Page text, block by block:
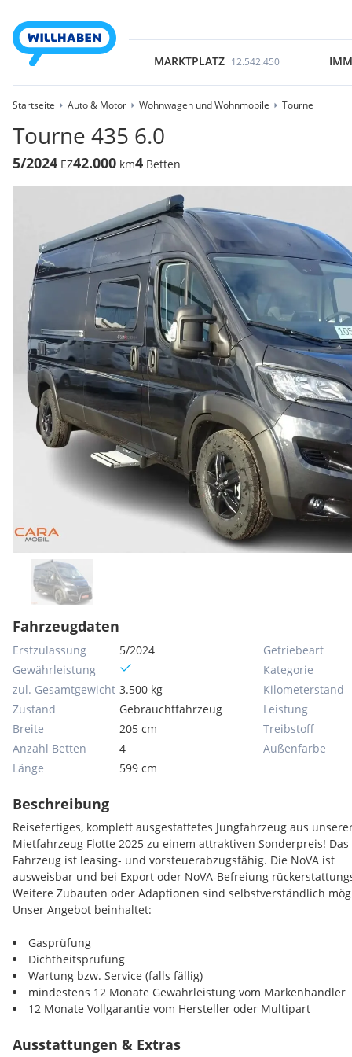
MARKTPLATZ 12.542.450
Startseite Auto & Motor Wohnwagen und Wohnmobile Tourne
Tourne 435 6.0
5/2024 EZ42.000 km4 Betten
Fahrzeugdaten
Erstzulassung
5/2024
Gewährleistung
zul. Gesamtgewicht 3.500 kg
Zustand
Gebrauchtfahrzeug
Breite
205 cm
Anzahl Betten
4
Länge
599 cm
Getriebeart
Kategorie
Kilometerstand
Leistung
Treibstoff
Außenfarbe
Beschreibung
Reisefertiges, komplett ausgestattetes Jungfahrzeug aus
Mietfahrzeug Flotte 2025 zu einem attraktiven Sonderpreis! Das
Fahrzeug ist leasing- und vorsteuerabzugsfähig. Die NoVA ist
ausweisbar und bei Export oder NoVA-Befreiung
Weitere Zubauten oder Adaptionen sind selbstverständlich
Unser Angebot beinhaltet:
Gasprüfung
Dichtheitsprüfung
Wartung bzw. Service (falls fällig)
mindestens 12 Monate Gewährleistung vom Markenhändler
12 Monate Vollgarantie vom Hersteller oder Multipart
Ausstattungen & Extras